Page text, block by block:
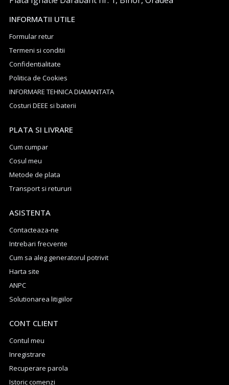
INFORMATII UTILE
Formular retur
Termeni si conditii
Confidentialitate
Politica de Cookies
INFORMARE TEHNICA DIAMANTATA
Costuri DEEE si baterii
PLATA SI LIVRARE
Cum cumpar
Cosul meu
Metode de plata
Transport si retururi
ASISTENTA
Contacteaza-ne
Intrebari frecvente
Cum sa aleg generatorul potrivit
Harta site
ANPC
Solutionarea litigiilor
CONT CLIENT
Contul meu
Inregistrare
Recuperare parola
Istoric comenzi